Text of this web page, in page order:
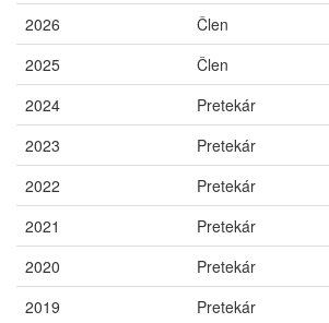
2026
Člen
2025
Člen
2024
Pretekár
2023
Pretekár
2022
Pretekár
2021
Pretekár
2020
Pretekár
2019
Pretekár